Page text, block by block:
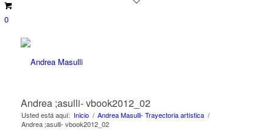
0
Andrea ;asulli- vbook2012_02
Usted está aquí: Inicio / Andrea Masulli- Trayectoria artística /
Andrea ;asulli- vbook2012_02